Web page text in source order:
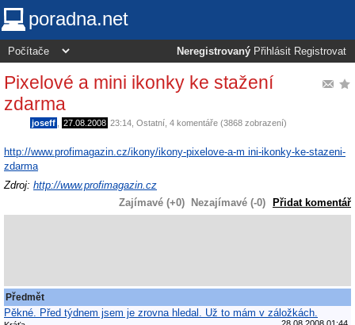
poradna.net
Neregistrovaný Přihlásit Registrovat
Pixelové a mini ikonky ke stažení
zdarma
joseff 27.08.2008 23:14 Ostatní , 4 komentáře (3868 zobrazení)
http://www.profimagazin.cz/ikony/ikony-pixelove-a-m ini-ikonky-ke-stazeni-
zdarma
Zdroj: http://www.profimagazin.cz
Zajímavé (+0)
Nezajímavé (-0) Přidat komentář
Předmět
Pěkné. Před týdnem jsem je zrovna hledal. Už to mám v záložkách.